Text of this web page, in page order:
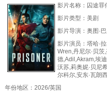
影片名称：囚途罪
影片类型：美剧
影片导演：奥图·
影片演员：塔哈·
Wren,丹尼尔·贝茨
德,Adil,Akram,埃
沃苏,莉奥妮·贝尼
尔科尔,安东·瓦朗
年份地区：2026/英国